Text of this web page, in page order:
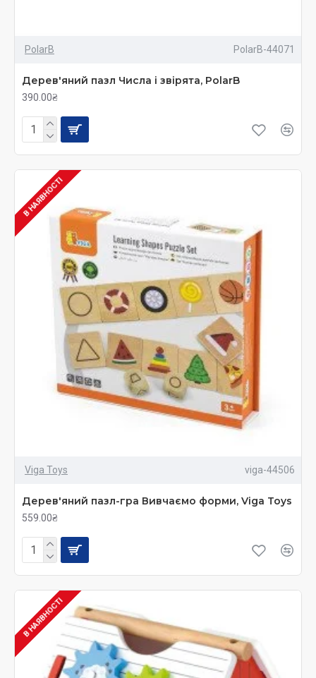
PolarB PolarB-44071
Дерев'яний пазл Числа і звірята, PolarB
390.00₴
В НАЯВНОСТІ
Viga Toys viga-44506
Дерев'яний пазл-гра Вивчаємо форми, Viga Toys
559.00₴
В НАЯВНОСТІ